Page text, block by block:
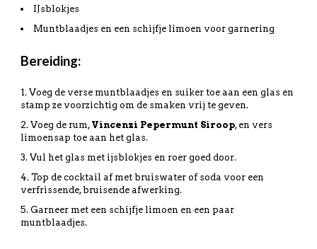
IJsblokjes
Muntblaadjes en een schijfje limoen voor garnering
Bereiding:
Voeg de verse muntblaadjes en suiker toe aan een glas en
stamp ze voorzichtig om de smaken vrij te geven.
Voeg de rum, Vincenzi Pepermunt Siroop, en vers
limoensap toe aan het glas.
Vul het glas met ijsblokjes en roer goed door.
Top de cocktail af met bruiswater of soda voor een
verfrissende, bruisende afwerking.
Garneer met een schijfje limoen en een paar
muntblaadjes.